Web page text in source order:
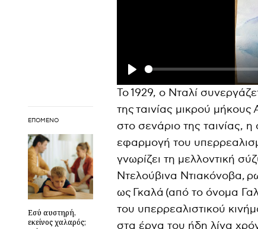
ΕΠΌΜΕΝΟ
Εσύ αυστηρή,
εκείνος χαλαρός;
P
a
Το 1929, ο Νταλί
της ταινίας μικρού
στο σενάριο της ταινίας,
εφαρμογή του
γνωρίζει τη μελλοντική
Ντελούβινα Ντιακόνοβα,
ως Γκαλά (από το όνομα
του υπερρεαλιστικού
στα έργα του ήδη λίγα